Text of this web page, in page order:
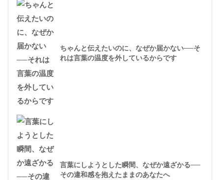
ちゃんと伝えたいのに、なぜか届かない──そ
れは言葉の温度を外しているからです
言葉にしようとした瞬間、なぜか遠ざかる──
その違和感を抱えたままのあなたへ